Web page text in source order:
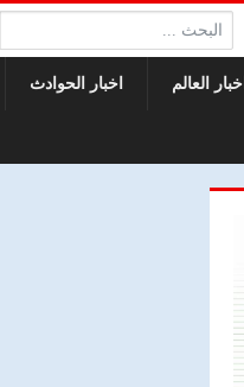
البحث:
اخبار العالم اخبار الحوادث